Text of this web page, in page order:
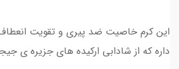
این کرم خاصیت ضد پیری و تقویت
داره که از شادابی ارکیده های جزیره ی